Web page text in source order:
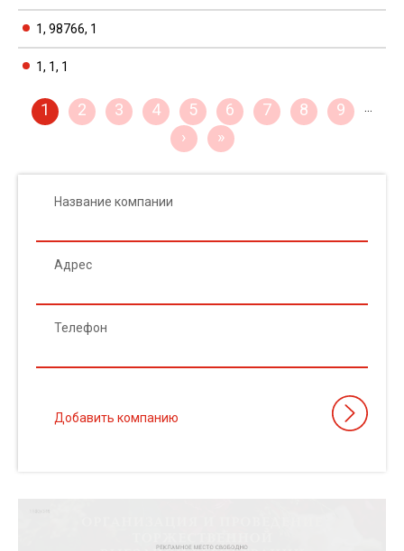
1, 98766, 1
1, 1, 1
1 2 3 4 5 6 7 8 9 …
› »
Название компании
Адрес
Телефон